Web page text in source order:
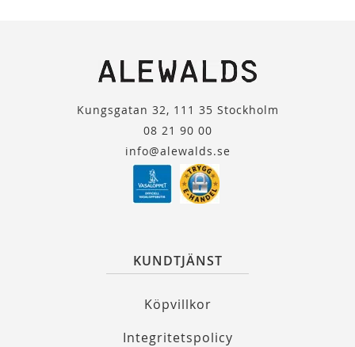
Kungsgatan 32, 111 35 Stockholm
08 21 90 00
info@alewalds.se
KUNDTJÄNST
Köpvillkor
Integritetspolicy